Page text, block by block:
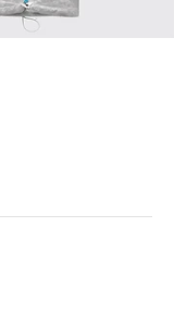
3
456